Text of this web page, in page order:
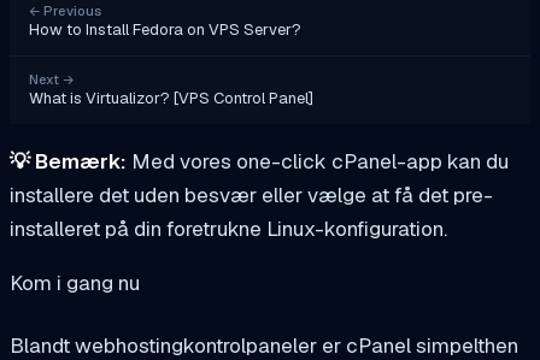
← Previous
How to Install Fedora on VPS Server?
Next →
What is Virtualizor? [VPS Control Panel]
💡Bemærk: Med vores one-click cPanel-app kan du
installere det uden besvær eller vælge at få det pre-
installeret på din foretrukne Linux-konfiguration.
Kom i gang nu
Blandt webhostingkontrolpaneler er cPanel simpelthen